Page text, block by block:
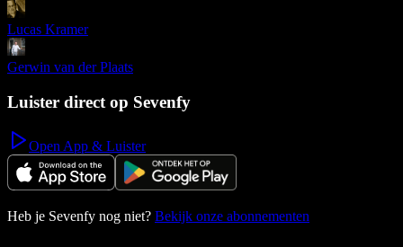
Lucas Kramer
Gerwin van der Plaats
Luister direct op Sevenfy
Open App & Luister
Heb je Sevenfy nog niet? Bekijk onze abonnementen